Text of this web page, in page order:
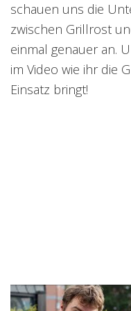
schauen uns die
zwischen Grillrost
einmal genauer an.
im Video wie ihr die
Einsatz bringt!